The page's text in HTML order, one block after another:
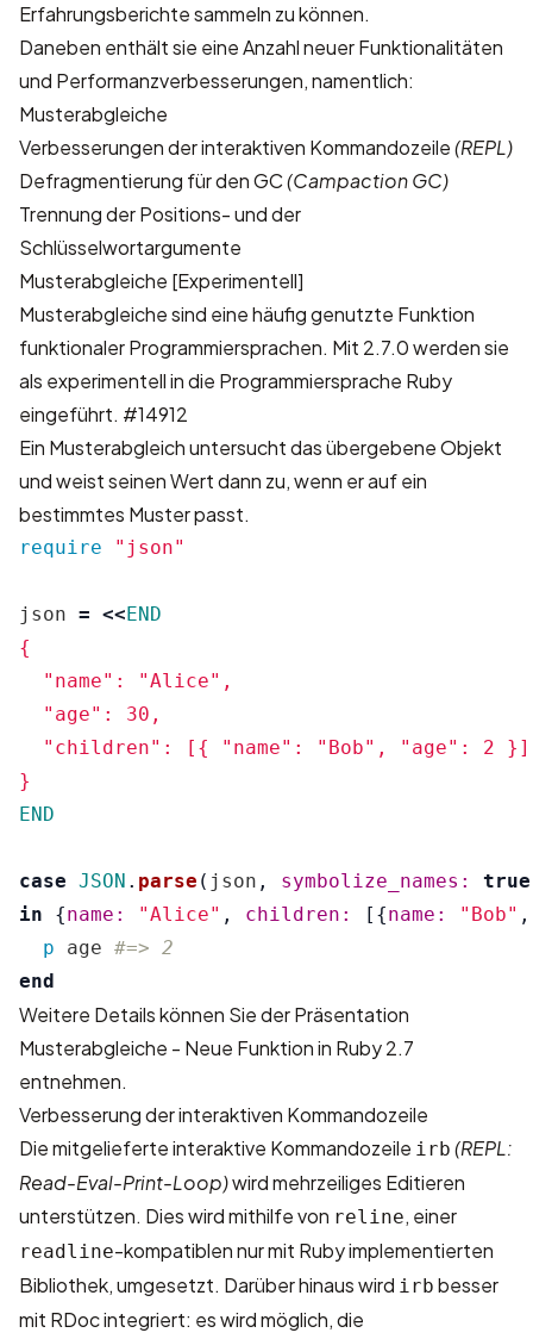
Erfahrungsberichte sammeln zu können.
Daneben enthält sie eine Anzahl neuer Funktionalitäten
und Performanzverbesserungen, namentlich:
Musterabgleiche
Verbesserungen der interaktiven Kommandozeile(REPL)
Defragmentierung für den GC(Campaction GC)
Trennung der Positions- und der
Schlüsselwortargumente
Musterabgleiche [Experimentell]
Musterabgleiche sind eine häufig genutzte Funktion
funktionaler Programmiersprachen. Mit 2.7.0 werden sie
als experimentell in die Programmiersprache Ruby
eingeführt. #14912
Ein Musterabgleich untersucht das übergebene Objekt
und weist seinen Wert dann zu, wenn er auf ein
bestimmtes Muster passt.
require "json"
json = <<END
{
  "name": "Alice",
  "age": 30,
  "children": [{ "name": "Bob", "age": 2 }]
END
case JSON . parse ( json , symbolize_names: true
in
{name: "Alice" , children: [{name: "Bob" ,
p
age #=> 2
end
Weitere Details können Sie der Präsentation
Musterabgleiche - Neue Funktion in Ruby 2.7
entnehmen.
Verbesserung der interaktiven Kommandozeile
Die mitgelieferte interaktive Kommandozeile irb (REPL:
Read-Eval-Print-Loop)wird mehrzeiliges Editieren
unterstützen. Dies wird mithilfe von reline, einer
readline-kompatiblen nur mit Ruby implementierten
Bibliothek, umgesetzt. Darüber hinaus wird irb besser
mit RDoc integriert: es wird möglich, die